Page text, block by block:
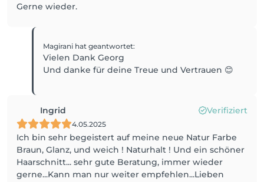
Gerne wieder.
Magirani hat geantwortet:
Vielen Dank Georg
Und danke für deine Treue und Vertrauen 😊
Ingrid Verifiziert
4.05.2025
Ich bin sehr begeistert auf meine neue Natur Farbe
Braun, Glanz, und weich ! Naturhalt ! Und ein schöner
Haarschnitt... sehr gute Beratung, immer wieder
gerne...Kann man nur weiter empfehlen...Lieben